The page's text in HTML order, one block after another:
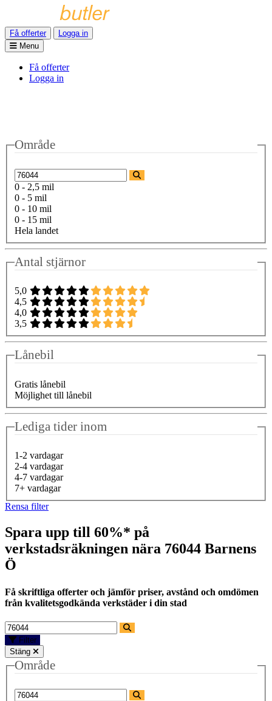
Få offerter
Logga in
Menu
Få offerter
Logga in
Område
0 - 2,5 mil
0 - 5 mil
0 - 10 mil
0 - 15 mil
Hela landet
Antal stjärnor
5,0
4,5
4,0
3,5
Lånebil
Gratis lånebil
Möjlighet till lånebil
Lediga tider inom
1-2 vardagar
2-4 vardagar
4-7 vardagar
7+ vardagar
Rensa filter
Spara upp till 60%* på
verkstadsräkningen nära 76044 Barnens
Ö
Få skriftliga offerter och jämför priser, avstånd och omdömen
från kvalitetsgodkända verkstäder i din stad
Filter
Stäng
Område